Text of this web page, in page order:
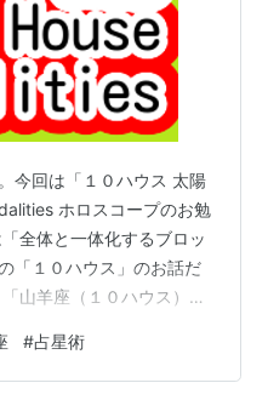
今回は「１０ハウス 太陽
ホロスコープのお勉
全体と一体化するブロッ
「１０ハウス」のお話だ
山羊座（１０ハウス）」
高めて、「魚座（１２ハ
新たな「憧れ」を胸に
#占星術